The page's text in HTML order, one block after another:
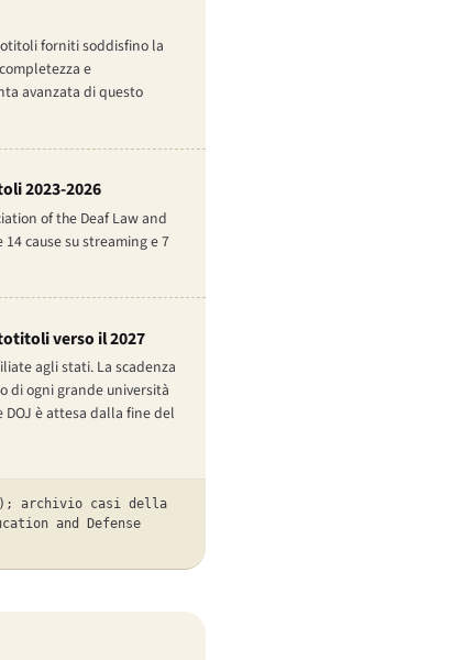
forniti soddisfino la
e
avanzata di questo
2023-2026
of the Deaf Law and
cause su streaming e 7
verso il 2027
agli stati. La scadenza
di ogni grande università
è attesa dalla fine del
archivio casi della
and Defense